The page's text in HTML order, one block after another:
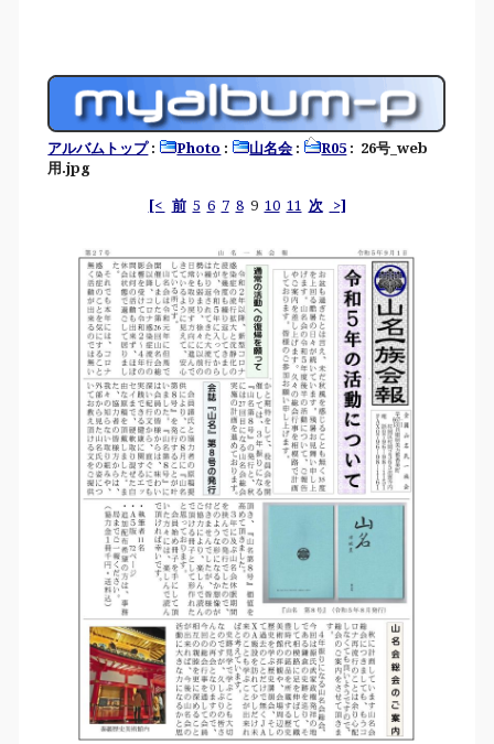
アルバムトップ: Photo : 山名会 : R05 : 26号_web
用.jpg
[< 前 5 6 7 89 10 11 次 >]